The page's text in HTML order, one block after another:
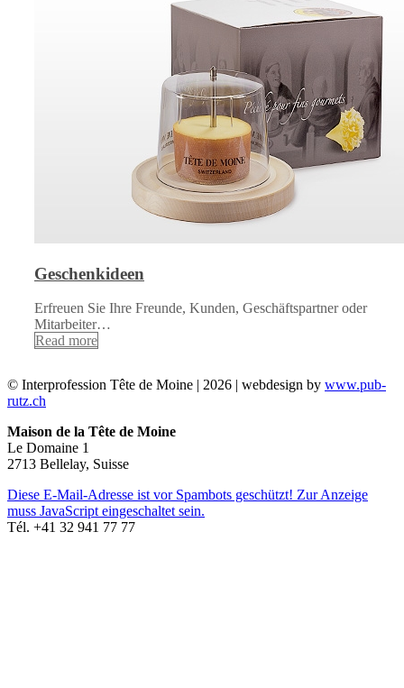
Geschenkideen
Erfreuen Sie Ihre Freunde, Kunden, Geschäftspartner oder
Mitarbeiter…
Read more
© Interprofession Tête de Moine | 2026 | webdesign by www.pub-
rutz.ch
Maison de la Tête de Moine
Le Domaine 1
2713 Bellelay, Suisse
Diese E-Mail-Adresse ist vor Spambots geschützt! Zur Anzeige
muss JavaScript eingeschaltet sein.
Tél. +41 32 941 77 77